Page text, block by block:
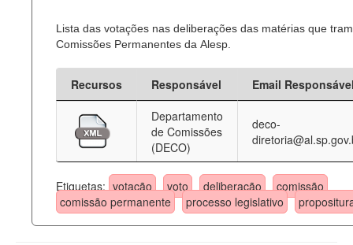
Lista das votações nas deliberações das matérias que
Comissões Permanentes da Alesp.
Recursos Responsável
Email
Departamento
de Comissões
(DECO)
deco-
Etiquetas: votação voto deliberação
comissão
comissão permanente
processo legislativo